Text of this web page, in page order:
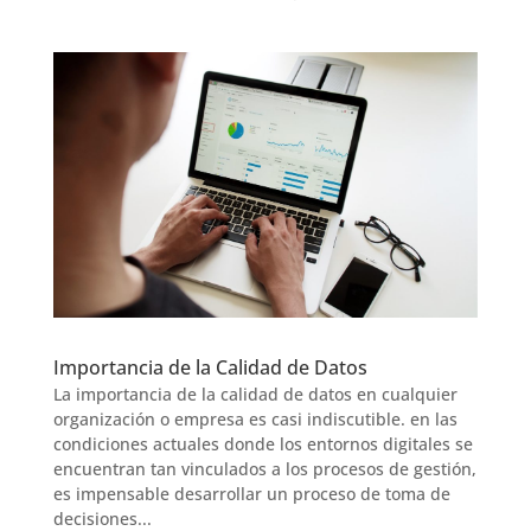
Importancia de la Calidad de Datos
La importancia de la calidad de datos en cualquier
organización o empresa es casi indiscutible. en las
condiciones actuales donde los entornos digitales se
encuentran tan vinculados a los procesos de gestión,
es impensable desarrollar un proceso de toma de
decisiones...